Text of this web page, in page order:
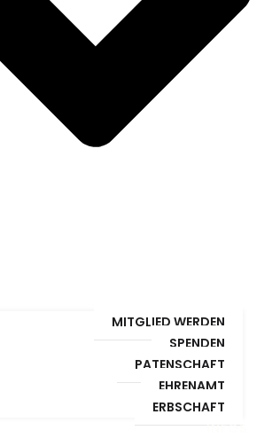
MITGLIED WERDEN
SPENDEN
PATENSCHAFT
EHRENAMT
ERBSCHAFT
INFOS